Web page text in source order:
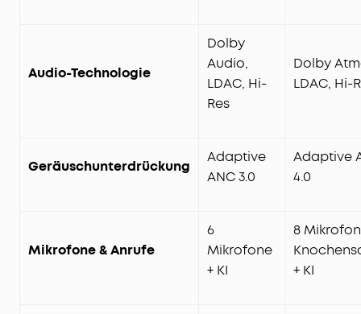
Audio-Technologie
Dolby
Audio,
LDAC, Hi-
Res
Dolby
LDAC, Hi-
Geräuschunterdrückung
Adaptive
ANC 3.0
Adaptive
4.0
Mikrofone & Anrufe
6
Mikrofone
+ KI
8
+ KI